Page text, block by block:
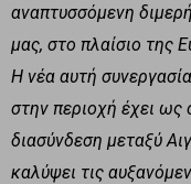
αναπτυσσόμενη
μας, στο πλαίσιο της
Η νέα αυτή
στην περιοχή έχει ως
διασύνδεση μεταξύ
καλύψει τις